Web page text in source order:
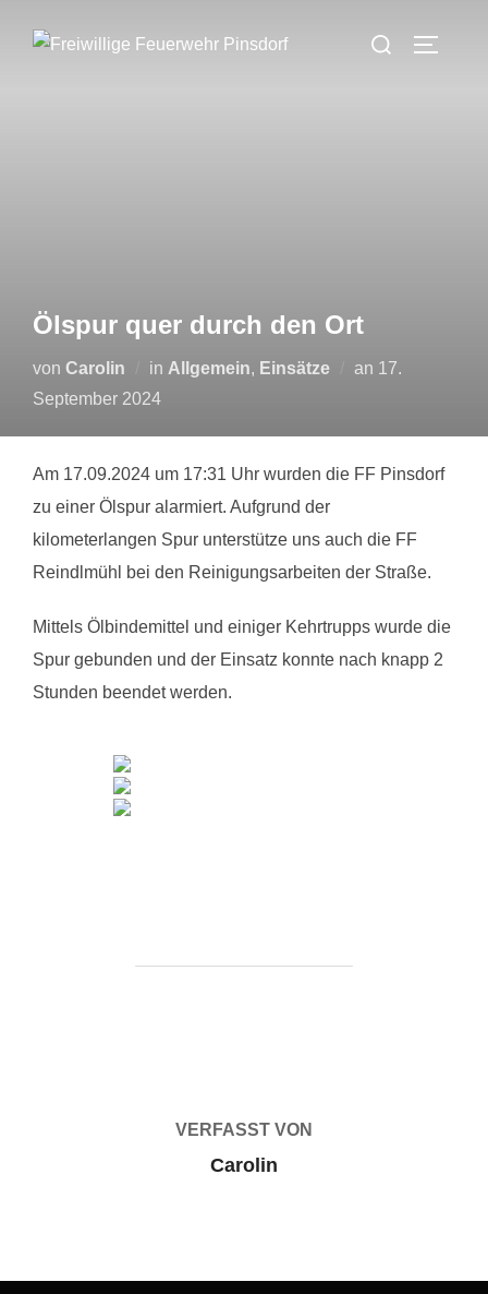
Inhalt
Suchen
Ölspur quer durch den Ort
von Carolin in Allgemein, Einsätze an Veröffentlicht
17.
September 2024
Am 17.09.2024 um 17:31 Uhr wurden die FF Pinsdorf
zu einer Ölspur alarmiert. Aufgrund der
kilometerlangen Spur unterstütze uns auch die FF
Reindlmühl bei den Reinigungsarbeiten der Straße.
Mittels Ölbindemittel und einiger Kehrtrupps wurde die
Spur gebunden und der Einsatz konnte nach knapp 2
Stunden beendet werden.
VERFASST VON
Carolin